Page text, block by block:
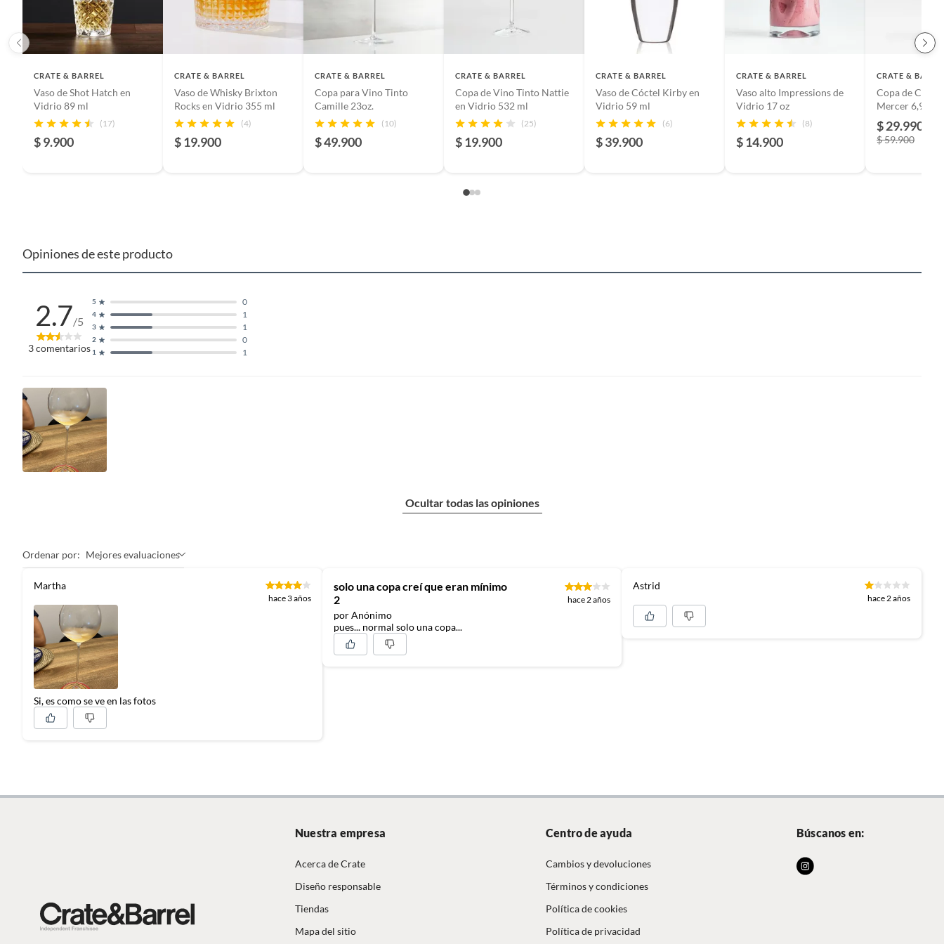
Características
Material Vidrio
Restricciones de uso
Uso exclusivo para alimentos y bebidas. No someter a cambios
bruscos de temperatura. No usar en horno ni microondas si no
está indicado. Manipular con cuidado para evitar roturas. No
apto para lavavajillas si no se especifica. Mantener fuera del
CRATE & BARREL
Vaso de Shot Hatch en
Vidrio 89 ml
(17)
$ 9.900
CRATE & BARREL
Vaso de Whisky Brixton
Rocks en Vidrio 355 ml
(4)
$ 19.900
CRATE & BARREL
Copa para Vino Tinto
Camille 23oz.
(10)
$ 49.900
CRATE & BARREL
Copa de Vino Tinto Nattie
en Vidrio 532 ml
(25)
$ 19.900
CRATE & BARREL
Vaso de Cóctel Kirby en
Vidrio 59 ml
(6)
$ 39.900
CRATE & BARREL
Vaso alto Impressions de
Vidrio 17 oz
(8)
$ 14.900
CRATE &
Copa de
Mercer 6,9 Oz
$ 29.990
$ 59.900
Opiniones de este producto
2.7/5
3comentarios 1 1
2 0
3 1
4 1
5 0
Ocultar todas las opiniones
Ordenar por: Mejores evaluaciones
Martha
hace 3 años
Si, es como se ve en las fotos
solo una copa creí que eran mínimo
2
por Anónimo
hace 2 años
pues... normal solo una copa...
Astrid
hace 2 años
Nuestra empresa
Acerca de Crate
Diseño responsable
Tiendas
Mapa del sitio
Centro de ayuda
Cambios y devoluciones
Términos y condiciones
Política de cookies
Política de privacidad
Búscanos en: